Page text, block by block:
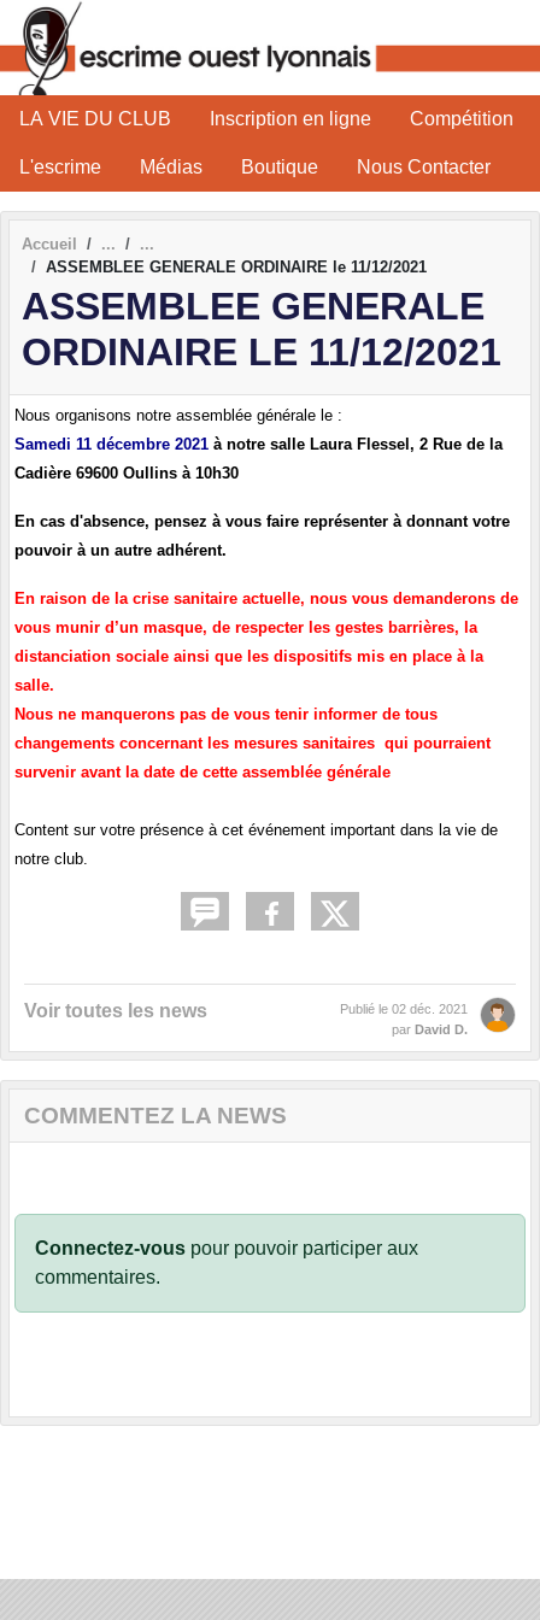
LA VIE DU CLUB Inscription en ligne Compétition
L'escrime Médias Boutique Nous Contacter
Accueil
ASSEMBLEE GENERALE ORDINAIRE le 11/12/2021
ASSEMBLEE GENERALE
ORDINAIRE LE 11/12/2021
Nous organisons notre assemblée générale le :
Samedi 11 décembre 2021 à notre salle Laura Flessel, 2 Rue de la
Cadière 69600 Oullins à 10h30
En cas d'absence, pensez à vous faire représenter à donnant votre
pouvoir à un autre adhérent.
En raison de la crise sanitaire actuelle, nous vous demanderons de
vous munir d’un masque, de respecter les gestes barrières, la
distanciation sociale ainsi que les dispositifs mis en place à la
salle.
Nous ne manquerons pas de vous tenir informer de tous
changements concernant les mesures sanitaires qui pourraient
survenir avant la date de cette assemblée générale
Content sur votre présence à cet événement important dans la vie de
notre club.
Voir toutes les news Publié le 02 déc. 2021
par David D.
COMMENTEZ LA NEWS
Connectez-vous pour pouvoir participer aux
commentaires.
Panneau de gestion des cookies